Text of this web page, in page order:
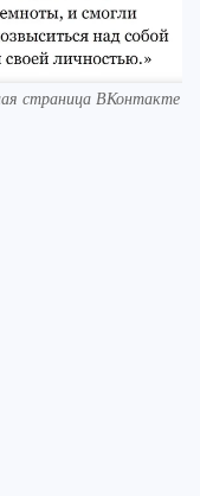
страница ВКонтакте